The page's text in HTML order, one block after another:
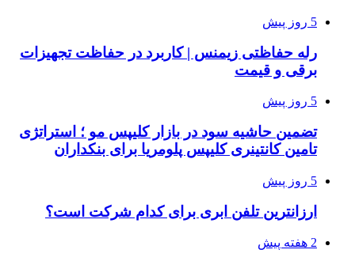
5 روز پیش
رله حفاظتی زیمنس | کاربرد در حفاظت تجهیزات
برقی و قیمت
5 روز پیش
تضمین حاشیه سود در بازار کلیپس مو ؛ استراتژی
تامین کانتینری کلیپس پلومریا برای بنکداران
5 روز پیش
ارزانترین تلفن ابری برای کدام شرکت است؟
2 هفته پیش